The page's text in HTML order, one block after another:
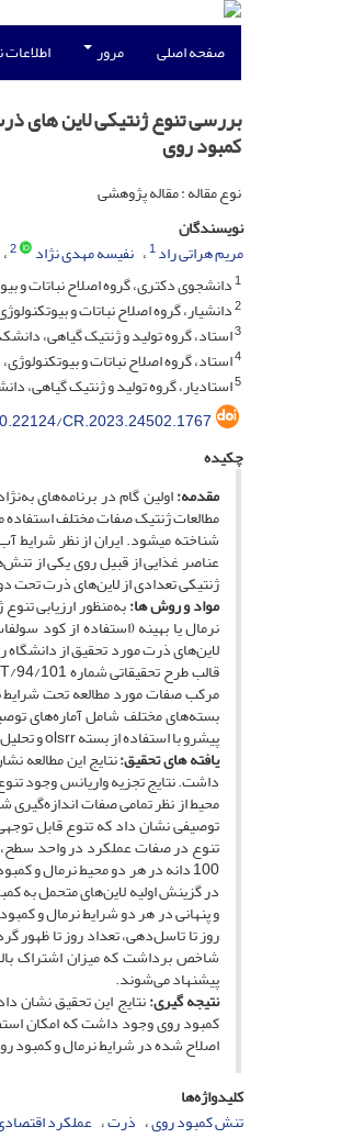
صفحه اصلی مرور
کمبود روی
نوع مقاله : مقاله پژوهشی
نویسندگان
مریم هراتی راد1 نفیسه مهدی نژاد 2
1دانشجوی دکتری، گروه اصلاح نباتات و
2دانشیار، گروه اصلاح نباتات و
3استاد، گروه تولید و ژنتیک گیاهی،
4استاد، گروه اصلاح نباتات و
5استادیار، گروه تولید و ژنتیک گیاهی،
CR.2023.24502.1767
چکیده
مقدمه:اولین گام در برنامه‌های
شناخته می­شود. ایران از نظر
عناصر غذایی از قبیل روی یکی از
ژنتیکی تعدادی از لاین‌های ذرت تحت
مواد و روش­ ها:
نرمال یا بهینه (استفاده از کود
لاین‌های ذرت مورد تحقیق از
پیشرو با استفاده از بسته olsrr و تحلیل عاملی با استفاده از بسته psych انجام شد.
یافته­ های تحقیق:نتایج این مطالعه
داشت. نتایج تجزیه واریانس وجود
محیط از نظر تمامی صفات
توصیفی نشان داد که تنوع قابل
تنوع در صفات عملکرد در واحد سطح،
100 دانه در هر دو محیط نرمال و
در گزینش اولیه لاین‌های متحمل به
روز تا تاسل‌دهی، تعداد روز تا ظهور
شاخص برداشت که میزان اشتراک
پیشنهاد می‌شوند.
نتیجه­ گیری:نتایج این تحقیق نشان
کمبود روی وجود داشت که امکان
اصلاح شده در شرایط نرمال و کمبود
کلیدواژه‌ها
تنش کمبود روی ذرت عملکرد